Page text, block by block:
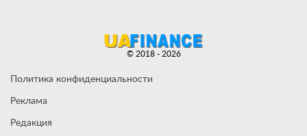
Политика конфиденциальности
Реклама
Редакция
© 2018 - 2026